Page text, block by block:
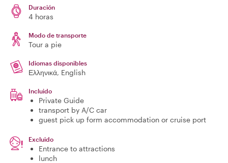
Duración
4 horas
Modo de transporte
Tour a pie
Idiomas disponibles
Ελληνικά, English
Incluido
Private Guide
transport by A/C car
guest pick up form accommodation or cruise port
Excluido
Entrance to attractions
lunch